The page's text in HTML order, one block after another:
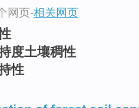
网页-相关网页
度土壤稠性
性